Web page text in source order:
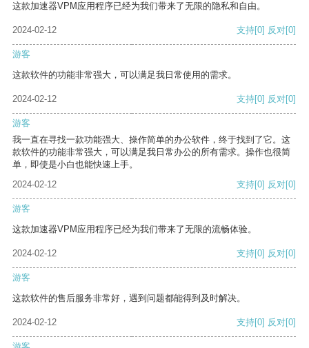
这款加速器VPM应用程序已经为我们带来了无限的隐私和自由。
2024-02-12 支持[0] 反对[0]
游客
这款软件的功能非常强大，可以满足我日常使用的需求。
2024-02-12 支持[0] 反对[0]
游客
我一直在寻找一款功能强大、操作简单的办公软件，终于找到了它。这
款软件的功能非常强大，可以满足我日常办公的所有需求。操作也很简
单，即使是小白也能快速上手。
2024-02-12
支持[0] 反对[0]
游客
这款加速器VPM应用程序已经为我们带来了无限的流畅体验。
2024-02-12 支持[0] 反对[0]
游客
这款软件的售后服务非常好，遇到问题都能得到及时解决。
2024-02-12 支持[0] 反对[0]